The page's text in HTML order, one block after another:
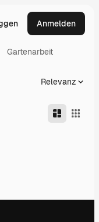
Anmelden
Gartenarbeit
Relevanz